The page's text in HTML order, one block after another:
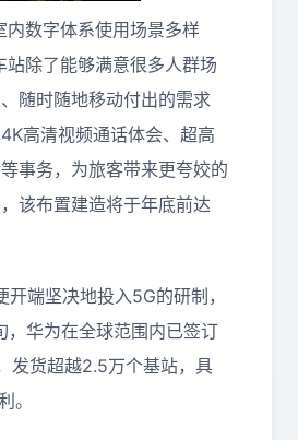
内数字体系使用场景多样
站除了能够满意很多人群场
随时随地移动付出的需求
高清视频通话体会、超高
事务，为旅客带来更夸姣的
该布置建造将于年底前达
端坚决地投入5G的研制，
，华为在全球范围内已签订
发货超越2.5万个基站，具
。